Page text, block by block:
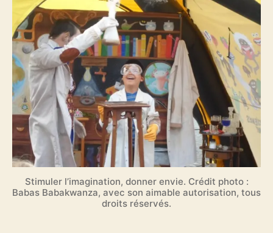
Stimuler l’imagination, donner envie. Crédit photo :
Babas Babakwanza, avec son aimable autorisation, tous
droits réservés.